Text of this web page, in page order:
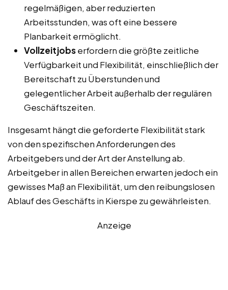
regelmäßigen, aber reduzierten
Arbeitsstunden, was oft eine bessere
Planbarkeit ermöglicht.
Vollzeitjobserfordern die größte zeitliche
Verfügbarkeit und Flexibilität, einschließlich der
Bereitschaft zu Überstunden und
gelegentlicher Arbeit außerhalb der regulären
Geschäftszeiten.
Insgesamt hängt die geforderte Flexibilität stark
von den spezifischen Anforderungen des
Arbeitgebers und der Art der Anstellung ab.
Arbeitgeber in allen Bereichen erwarten jedoch ein
gewisses Maß an Flexibilität, um den reibungslosen
Ablauf des Geschäfts in Kierspe zu gewährleisten.
Anzeige